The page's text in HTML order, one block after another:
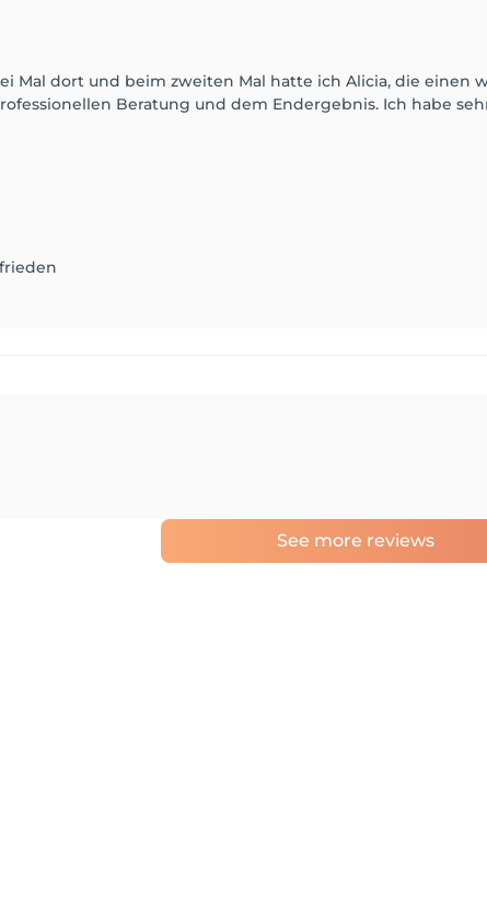
Mal dort und beim zweiten Mal hatte ich Alicia, die
Beratung und dem Endergebnis. Ich habe
See more reviews